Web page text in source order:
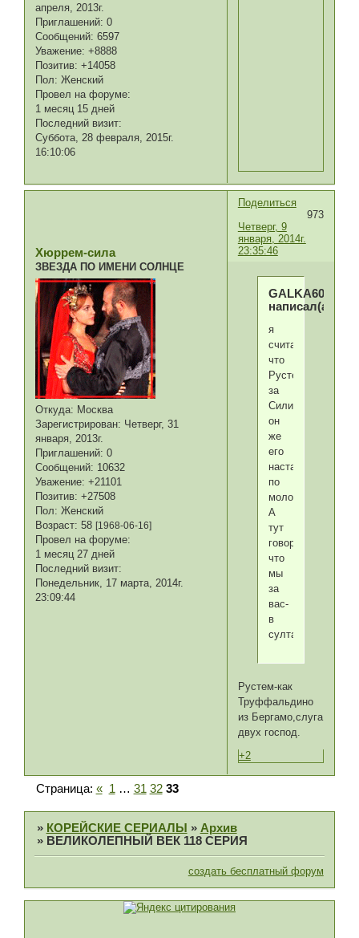
апреля, 2013г.
Приглашений: 0
Сообщений: 6597
Уважение: +8888
Позитив: +14058
Пол: Женский
Провел на форуме:
1 месяц 15 дней
Последний визит:
Суббота, 28 февраля, 2015г.
16:10:06
Поделиться
973
Четверг, 9
января, 2014г.
23:35:46
Хюррем-сила
ЗВЕЗДА ПО ИМЕНИ СОЛНЦЕ
Откуда: Москва
Зарегистрирован: Четверг, 31
января, 2013г.
Приглашений: 0
Сообщений: 10632
Уважение: +21101
Позитив: +27508
Пол: Женский
Возраст: 58[1968-06-16]
Провел на форуме:
1 месяц 27 дней
Последний визит:
Понедельник, 17 марта, 2014г.
23:09:44
GALKA60
написал(а):
я
считала,
что
Рустем
за
Силима,
он
же
его
наставлял
по
молодости.
А
тут
говорит,
что
мы
за
вас-
в
султаны.
Рустем-как
Труффальдино
из Бергамо,слуга
двух господ.
+2
Страница: « 1 … 31 32 33
» КОРЕЙСКИЕ СЕРИАЛЫ » Архив
» ВЕЛИКОЛЕПНЫЙ ВЕК 118 СЕРИЯ
создать бесплатный форум